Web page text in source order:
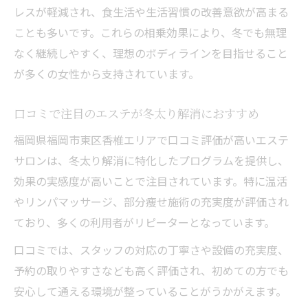
レスが軽減され、食生活や生活習慣の改善意欲が高まる
ことも多いです。これらの相乗効果により、冬でも無理
なく継続しやすく、理想のボディラインを目指せること
が多くの女性から支持されています。
口コミで注目のエステが冬太り解消におすすめ
福岡県福岡市東区香椎エリアで口コミ評価が高いエステ
サロンは、冬太り解消に特化したプログラムを提供し、
効果の実感度が高いことで注目されています。特に温活
やリンパマッサージ、部分痩せ施術の充実度が評価され
ており、多くの利用者がリピーターとなっています。
口コミでは、スタッフの対応の丁寧さや設備の充実度、
予約の取りやすさなども高く評価され、初めての方でも
安心して通える環境が整っていることがうかがえます。